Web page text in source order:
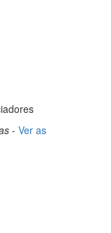
- Ver as